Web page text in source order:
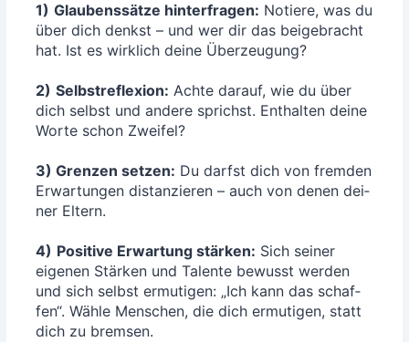
1) Glau­bens­sät­ze hin­ter­fra­gen: Notie­re, was du
über dich denkst – und wer dir das bei­gebracht
hat. Ist es wirk­lich dei­ne Über­zeu­gung?
2) Selbst­re­fle­xi­on: Ach­te dar­auf, wie du über
dich selbst und ande­re sprichst. Ent­hal­ten dei­ne
Wor­te schon Zwei­fel?
3) Gren­zen set­zen: Du darfst dich von frem­den
Erwar­tun­gen distan­zie­ren – auch von denen dei­
ner Eltern.
4) Posi­ti­ve Erwar­tung stär­ken: Sich sei­ner
eige­nen Stär­ken und Talen­te bewusst wer­den
und sich selbst ermu­ti­gen: „Ich kann das schaf­
fen“. Wäh­le Men­schen, die dich ermu­ti­gen, statt
dich zu brem­sen.